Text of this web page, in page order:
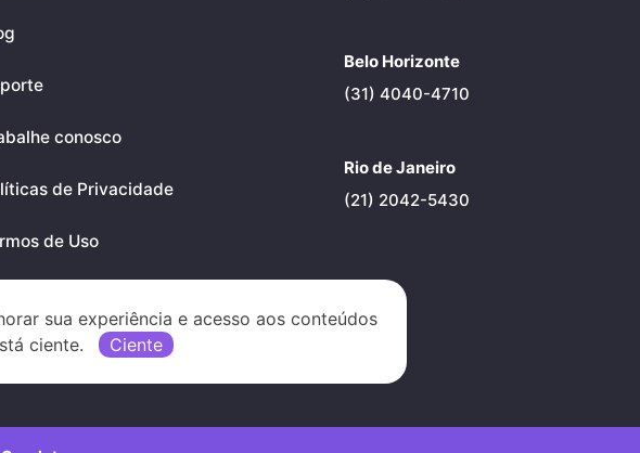
sua experiência e acesso aos conteúdos
ciente.
Ciente
conosco
de Privacidade
de Uso
Downloads
Belo Horizonte
(31) 4040-4710
Rio de Janeiro
(21) 2042-5430